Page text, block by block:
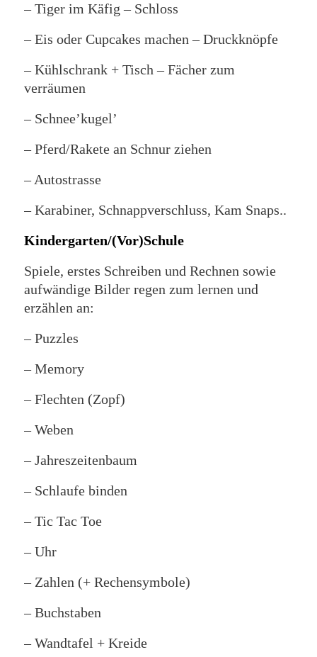
– Tiger im Käfig – Schloss
– Eis oder Cupcakes machen – Druckknöpfe
– Kühlschrank + Tisch – Fächer zum
verräumen
– Schnee’kugel’
– Pferd/Rakete an Schnur ziehen
– Autostrasse
– Karabiner, Schnappverschluss, Kam Snaps..
Kindergarten/(Vor)Schule
Spiele, erstes Schreiben und Rechnen sowie
aufwändige Bilder regen zum lernen und
erzählen an:
– Puzzles
– Memory
– Flechten (Zopf)
– Weben
– Jahreszeitenbaum
– Schlaufe binden
– Tic Tac Toe
– Uhr
– Zahlen (+ Rechensymbole)
– Buchstaben
– Wandtafel + Kreide